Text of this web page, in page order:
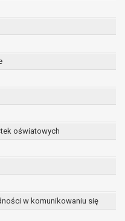
oświatowych
w komunikowaniu się
przetwarzane
celu dla jakiego
z terminami
przepisy prawa
przetwarzane są
dane dotyczą
czasu wycofania tej
przetwarzane są
przetwarzanie
do realizacji
w zakresie
prawa lub dla